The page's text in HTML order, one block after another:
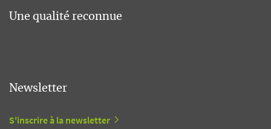
Une qualité reconnue
Newsletter
S'inscrire à la newsletter